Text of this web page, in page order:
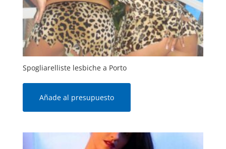
Spogliarelliste lesbiche a Porto
Añade al presupuesto